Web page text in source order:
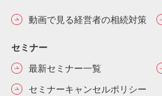
動画で見る経営者の相続対策
セミナー
最新セミナー一覧
セミナーキャンセルポリシー